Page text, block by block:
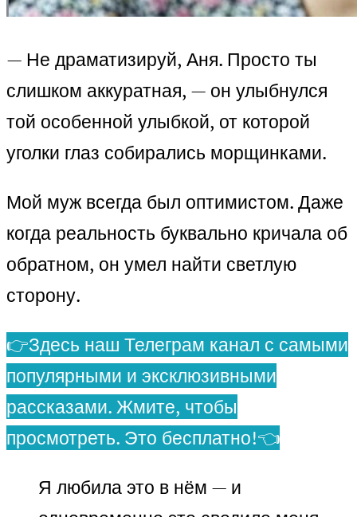
— Не драматизируй, Аня. Просто ты
слишком аккуратная, — он улыбнулся
той особенной улыбкой, от которой
уголки глаз собирались морщинками.
Мой муж всегда был оптимистом. Даже
когда реальность буквально кричала об
обратном, он умел найти светлую
сторону.
👉Здесь наш Телеграм канал с самыми
популярными и эксклюзивными
рассказами. Жмите, чтобы
просмотреть. Это бесплатно!👈
Я любила это в нём — и